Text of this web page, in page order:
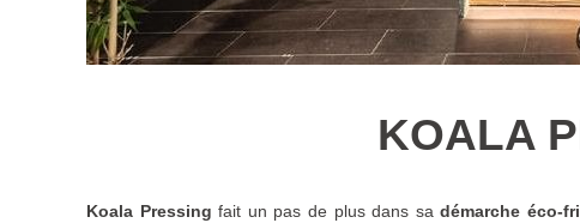
KOALA
Koala Pressing fait un pas de plus dans sadémarche éco-